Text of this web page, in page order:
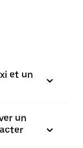
et un
un